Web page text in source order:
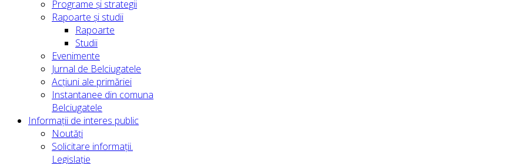
Programe și strategii
Rapoarte și studii
Rapoarte
Studii
Evenimente
Jurnal de Belciugatele
Acțiuni ale primăriei
Instantanee din comuna
Belciugatele
Informații de interes public
Noutăți
Solicitare informații.
Legislație